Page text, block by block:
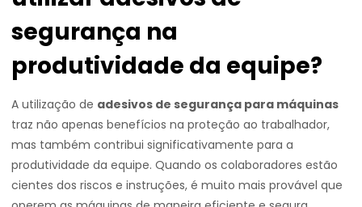
segurança na
produtividade da equipe?
A utilização de adesivos de segurança para máquinas
traz não apenas benefícios na proteção ao trabalhador,
mas também contribui significativamente para a
produtividade da equipe. Quando os colaboradores estão
cientes dos riscos e instruções, é muito mais provável que